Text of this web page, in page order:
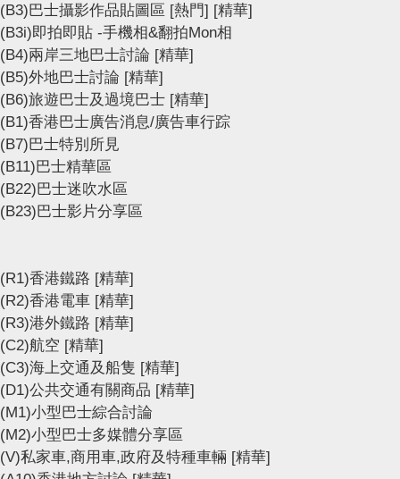
(B3)巴士攝影作品貼圖區 [熱門] [精華]
(B3i)即拍即貼 -手機相&翻拍Mon相
(B4)兩岸三地巴士討論 [精華]
(B5)外地巴士討論 [精華]
(B6)旅遊巴士及過境巴士 [精華]
(B1)香港巴士廣告消息/廣告車行踪
(B7)巴士特別所見
(B11)巴士精華區
(B22)巴士迷吹水區
(B23)巴士影片分享區
(R1)香港鐵路 [精華]
(R2)香港電車 [精華]
(R3)港外鐵路 [精華]
(C2)航空 [精華]
(C3)海上交通及船隻 [精華]
(D1)公共交通有關商品 [精華]
(M1)小型巴士綜合討論
(M2)小型巴士多媒體分享區
(V)私家車,商用車,政府及特種車輛 [精華]